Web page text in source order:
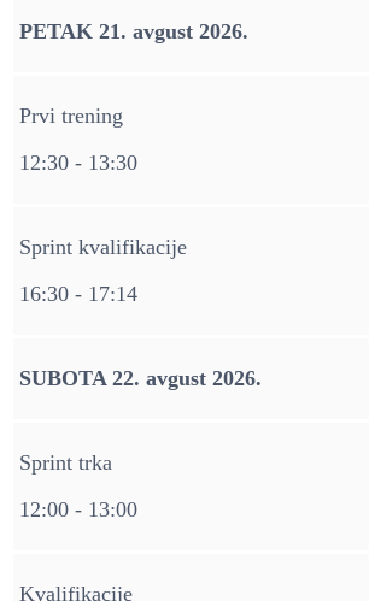
PETAK 21. avgust 2026.
Prvi trening
12:30 - 13:30
Sprint kvalifikacije
16:30 - 17:14
SUBOTA 22. avgust 2026.
Sprint trka
12:00 - 13:00
Kvalifikacije